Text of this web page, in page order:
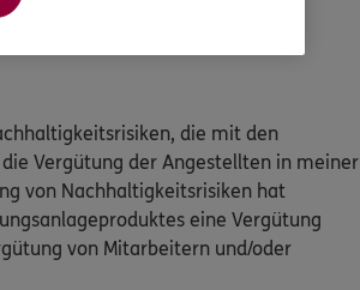
die mit den
Vergütung der Angestellten in meiner
von Nachhaltigkeitsrisiken hat
eine Vergütung
von Mitarbeitern und/oder